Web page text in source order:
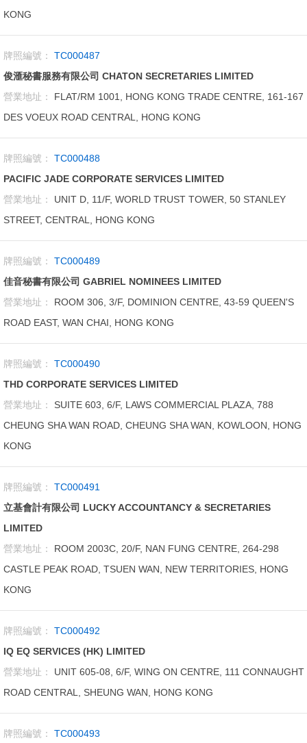
KONG
牌照編號：
TC000487
俊滙秘書服務有限公司 CHATON SECRETARIES LIMITED
營業地址：
FLAT/RM 1001, HONG KONG TRADE CENTRE, 161-167
DES VOEUX ROAD CENTRAL, HONG KONG
牌照編號：
TC000488
PACIFIC JADE CORPORATE SERVICES LIMITED
營業地址：
UNIT D, 11/F, WORLD TRUST TOWER, 50 STANLEY
STREET, CENTRAL, HONG KONG
牌照編號：
TC000489
佳音秘書有限公司 GABRIEL NOMINEES LIMITED
營業地址：
ROOM 306, 3/F, DOMINION CENTRE, 43-59 QUEEN'S
ROAD EAST, WAN CHAI, HONG KONG
牌照編號：
TC000490
THD CORPORATE SERVICES LIMITED
營業地址：
SUITE 603, 6/F, LAWS COMMERCIAL PLAZA, 788
CHEUNG SHA WAN ROAD, CHEUNG SHA WAN, KOWLOON, HONG
KONG
牌照編號：
TC000491
立基會計有限公司 LUCKY ACCOUNTANCY & SECRETARIES
LIMITED
營業地址：
ROOM 2003C, 20/F, NAN FUNG CENTRE, 264-298
CASTLE PEAK ROAD, TSUEN WAN, NEW TERRITORIES, HONG
KONG
牌照編號：
TC000492
IQ EQ SERVICES (HK) LIMITED
營業地址：
UNIT 605-08, 6/F, WING ON CENTRE, 111 CONNAUGHT
ROAD CENTRAL, SHEUNG WAN, HONG KONG
牌照編號： TC000493